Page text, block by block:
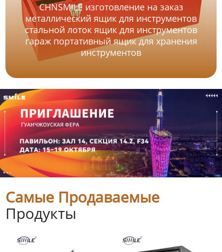
CHNSMILE изготовление на заказ
металлический ящик для инструментов
стальной лоток ящик для инструментов
гараж портативный ящик для хранения
инструментов
Самые Продаваемые
Продукты